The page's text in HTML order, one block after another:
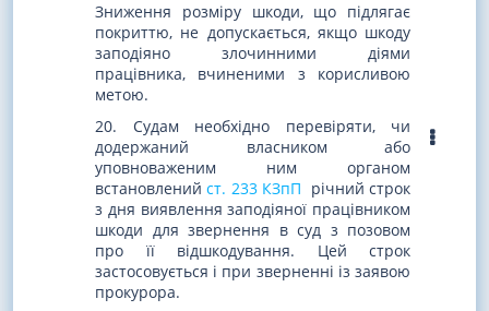
Зниження розміру шкоди, що підлягає
покриттю, не допускається, якщо шкоду
заподіяно злочинними діями
працівника, вчиненими з корисливою
метою.
20. Судам необхідно перевіряти, чи
додержаний власником або
уповноваженим ним органом
встановленийст. 233 КЗпП річний строк
з дня виявлення заподіяної працівником
шкоди для звернення в суд з позовом
про її відшкодування. Цей строк
застосовується і при зверненні із заявою
прокурора.